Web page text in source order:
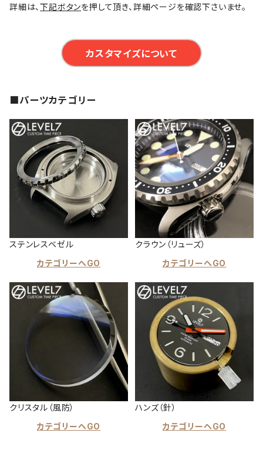
詳細は、下記ボタンを押して頂き、詳細ページを確認下さいませ。
カスタマイズについて
■パーツカテゴリー
ステンレスベゼル
カテゴリーへGO
クラウン（リューズ）
カテゴリーへGO
クリスタル（風防）
カテゴリーへGO
ハンズ（針）
カテゴリーへGO